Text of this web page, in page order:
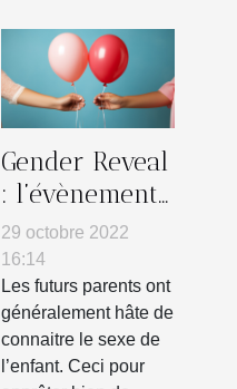
Gender Reveal
: l’évènement
pour
découvrir le
sexe d’un
enfant
29 octobre 2022
16:14
Les futurs parents ont
généralement hâte de
connaitre le sexe de
l’enfant. Ceci pour